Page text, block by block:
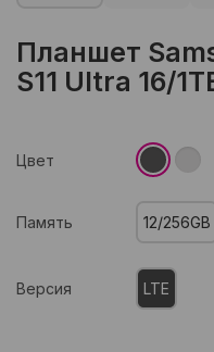
Планшет
S11 Ultra 16/
Цвет
Память 12/256GB
Версия LTE